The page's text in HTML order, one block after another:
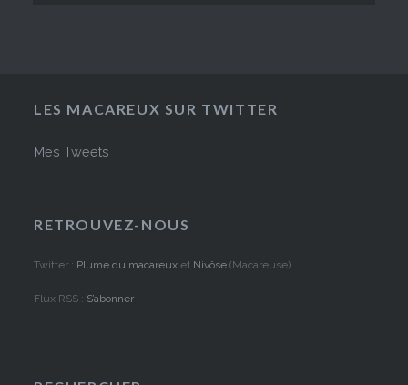
LES MACAREUX SUR TWITTER
Mes Tweets
RETROUVEZ-NOUS
Twitter : Plume du macareux et Nivôse(Macareuse)
Flux RSS : S’abonner